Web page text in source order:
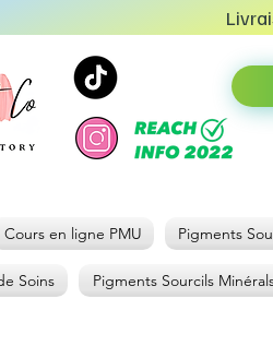
Cours en ligne PMU Pigments
Soins Pigments Sourcils